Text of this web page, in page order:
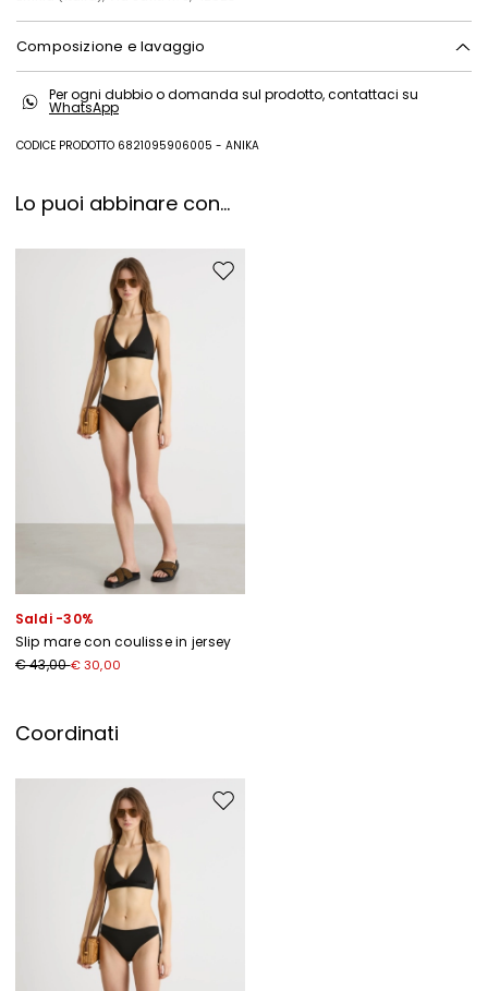
Composizione e lavaggio
asciugare in tamburo; asciugare in piano in ombra; non stirare; non
lavare a secco; non lavare ad umido professionale.; usare detersivo
Per ogni dubbio o domanda sul prodotto, contattaci su
WhatsApp
CODICE PRODOTTO 6821095906005 - ANIKA
Lo puoi abbinare con...
Sposta nella wishlist
Saldi -30%
Slip mare con coulisse in jersey
€ 43,00€ 30,00
Coordinati
Sposta nella wishlist
Iscriviti alla nostra
Iscriviti subito alla newsletter e scopri in anteprima
i nuovi arrivi, gli eventi e i progetti speciali.
Inserisci il tuo indirizzo email*
Ho letto la